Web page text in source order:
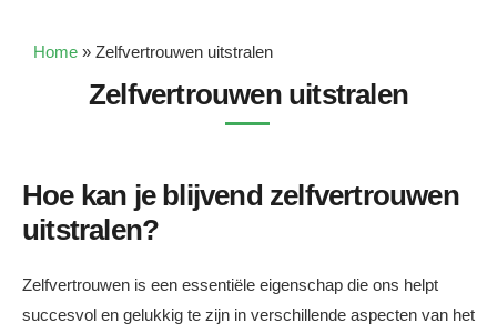
Home » Zelfvertrouwen uitstralen
Zelfvertrouwen uitstralen
Hoe kan je blijvend zelfvertrouwen
uitstralen?
Zelfvertrouwen is een essentiële eigenschap die ons helpt
succesvol en gelukkig te zijn in verschillende aspecten van het